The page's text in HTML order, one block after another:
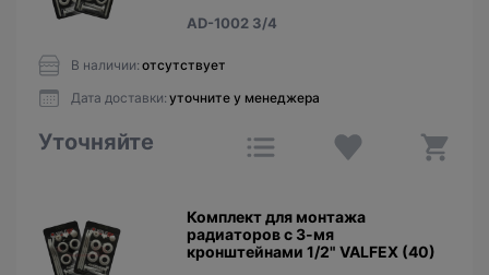
AD-1002 3/4
В наличии: отсутствует
Дата доставки: уточните у менеджера
Уточняйте
Комплект для монтажа
радиаторов с 3-мя
кронштейнами 1/2" VALFEX (40)